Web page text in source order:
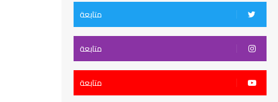
متابعة
متابعة
متابعة